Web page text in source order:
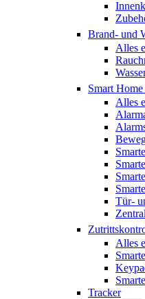
Brand- und
Alles
Smart
Alles
Tür-
Alles
Tracker